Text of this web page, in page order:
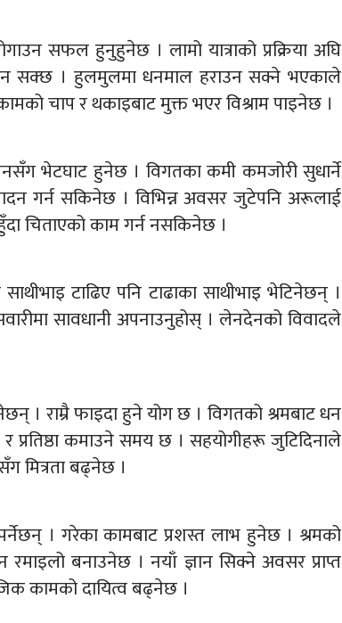
सफल हुनुहुनेछ । लामो यात्राको प्रक्रिया अघि
सक्छ । हुलमुलमा धनमाल हराउन सक्ने भएकाले
चाप र थकाइबाट मुक्त भएर विश्राम पाइनेछ ।
भेटघाट हुनेछ । विगतका कमी कमजोरी सुधार्ने
गर्न सकिनेछ । विभिन्न अवसर जुटेपनि अरूलाई
चिताएको काम गर्न नसकिनेछ ।
टाढिए पनि टाढाका साथीभाइ भेटिनेछन् ।
सावधानी अपनाउनुहोस् । लेनदेनको विवादले
राम्रै फाइदा हुने योग छ । विगतको श्रमबाट धन
कमाउने समय छ । सहयोगीहरू जुटिदिनाले
मित्रता बढ्नेछ ।
। गरेका कामबाट प्रशस्त लाभ हुनेछ । श्रमको
बनाउनेछ । नयाँ ज्ञान सिक्ने अवसर प्राप्त
कामको दायित्व बढ्नेछ ।